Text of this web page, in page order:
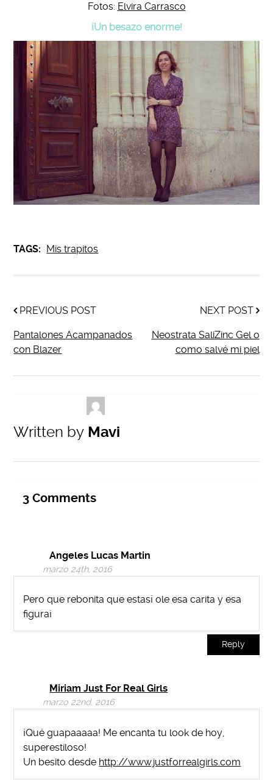
Fotos: Elvira Carrasco
¡Un besazo enorme!
TAGS: Mis trapitos
PREVIOUS POST
Pantalones Acampanados
con Blazer
NEXT POST
Neostrata SaliZinc Gel o
como salvé mi piel
Written by Mavi
3 Comments
Angeles Lucas Martin
marzo 24th, 2016
Pero que rebonita que estas¡ ole esa carita y esa
figura¡
Reply
Miriam Just For Real Girls
marzo 22nd, 2016
¡Qué guapaaaaa! Me encanta tu look de hoy,
superestiloso!
Un besito desde http://www.justforrealgirls.com